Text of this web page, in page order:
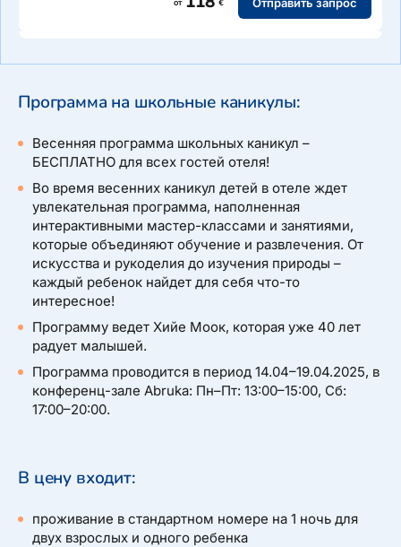
от €
Программа на школьные каникулы:
Весенняя программа школьных каникул –
БЕСПЛАТНО для всех гостей отеля!
Во время весенних каникул детей в отеле ждет
увлекательная программа, наполненная
интерактивными мастер-классами и занятиями,
которые объединяют обучение и развлечения. От
искусства и рукоделия до изучения природы –
каждый ребенок найдет для себя что-то
интересное!
Программу ведет Хийе Моок, которая уже 40 лет
радует малышей.
Программа проводится в период 14.04–19.04.2025, в
конференц-зале Abruka: Пн–Пт: 13:00–15:00, Сб:
17:00–20:00.
В цену входит:
проживание в стандартном номере на 1 ночь для
двух взрослых и одного ребенка